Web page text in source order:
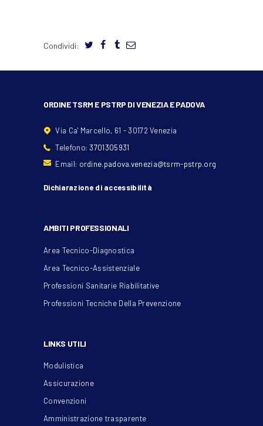
Condividi:
ORDINE TSRM E PSTRP DI VENEZIA E PADOVA
Via Ca' Marcello, 61 - 30172 Venezia
Telefono:3701305931
Email: ordine.padova.venezia@tsrm-pstrp.org
Dichiarazione di accessibilità
AMBITI PROFESSIONALI
Area Tecnico-Diagnostica
Area Tecnico-Assistenziale
Professioni Sanitarie Riabilitative
Professioni Tecniche Della Prevenzione
LINKS UTILI
Modulistica
Assicurazione
Convenzioni
Amministrazione trasparente